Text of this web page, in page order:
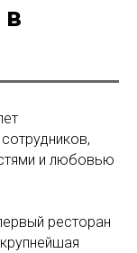
и любовью
ресторан